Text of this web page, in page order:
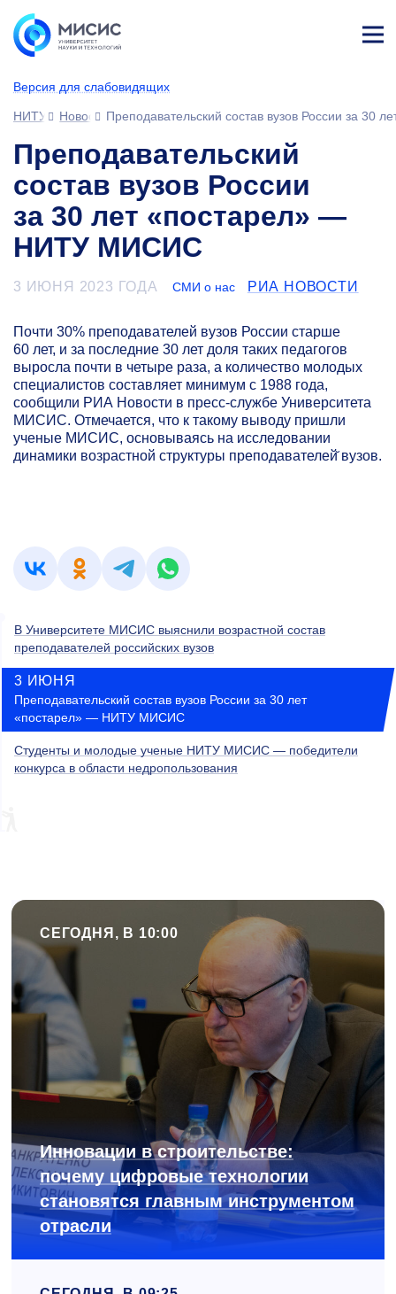
Версия для слабовидящих
ине
НИТУ МИСИС
НовостиПреподавательский состав вузов России за
Преподавательский
состав вузов России
за 30 лет «постарел» —
НИТУ МИСИС
3 ИЮНЯ 2023 ГОДА СМИ о нас РИА НОВОСТИ
Почти 30% преподавателей вузов России старше
60 лет, и за последние 30 лет доля таких педагогов
выросла почти в четыре раза, а количество молодых
специалистов составляет минимум с 1988 года,
сообщили РИА Новости в пресс-службе Университета
МИСИС. Отмечается, что к такому выводу пришли
ученые МИСИС, основываясь на исследовании
динамики возрастной структуры преподавателей̆ вузов.
В Университете МИСИС выяснили возрастной состав
преподавателей российских вузов
3 ИЮНЯ
Преподавательский состав вузов России за 30 лет
«постарел» — НИТУ МИСИС
Студенты и молодые ученые НИТУ МИСИС — победители
конкурса в области недропользования
СЕГОДНЯ, В 10:00
Инновации в строительстве:
почему цифровые технологии
становятся главным инструментом
отрасли